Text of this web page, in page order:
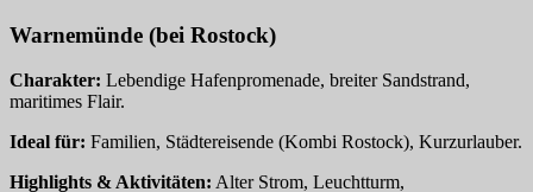
Warnemünde (bei Rostock)
Charakter: Lebendige Hafenpromenade, breiter Sandstrand,
maritimes Flair.
Ideal für: Familien, Städtereisende (Kombi Rostock), Kurzurlauber.
Highlights & Aktivitäten: Alter Strom, Leuchtturm,